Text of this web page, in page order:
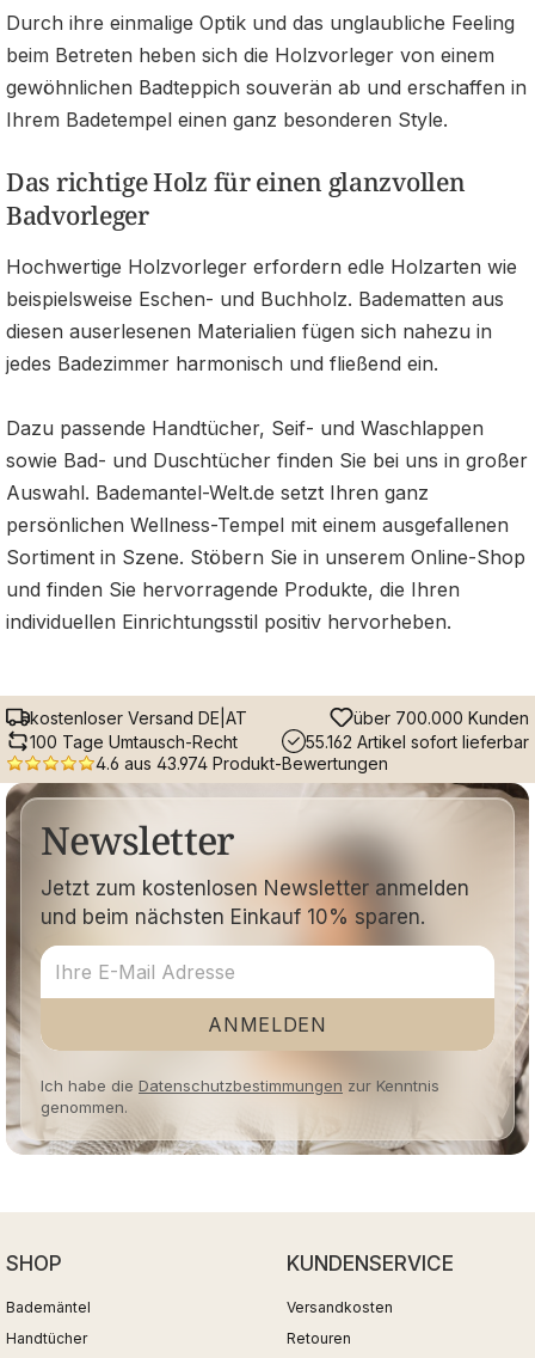
Durch ihre einmalige Optik und das unglaubliche Feeling
beim Betreten heben sich die Holzvorleger von einem
gewöhnlichen Badteppich souverän ab und erschaffen in
Ihrem Badetempel einen ganz besonderen Style.
Das richtige Holz für einen glanzvollen
Badvorleger
Hochwertige Holzvorleger erfordern edle Holzarten wie
beispielsweise Eschen- und Buchholz. Badematten aus
diesen auserlesenen Materialien fügen sich nahezu in
jedes Badezimmer harmonisch und fließend ein.
Dazu passende Handtücher, Seif- und Waschlappen
sowie Bad- und Duschtücher finden Sie bei uns in großer
Auswahl. Bademantel-Welt.de setzt Ihren ganz
persönlichen Wellness-Tempel mit einem ausgefallenen
Sortiment in Szene. Stöbern Sie in unserem Online-Shop
und finden Sie hervorragende Produkte, die Ihren
individuellen Einrichtungsstil positiv hervorheben.
kostenloser Versand DE|AT
über 700.000 Kunden
100 Tage Umtausch-Recht
55.162 Artikel sofort lieferbar
4.6 aus 43.974 Produkt-Bewertungen
Newsletter
Jetzt zum kostenlosen Newsletter anmelden
und beim nächsten Einkauf 10% sparen.
ANMELDEN
Ich habe die Datenschutzbestimmungen zur Kenntnis
genommen.
SHOP
Bademäntel
Handtücher
KUNDENSERVICE
Versandkosten
Retouren